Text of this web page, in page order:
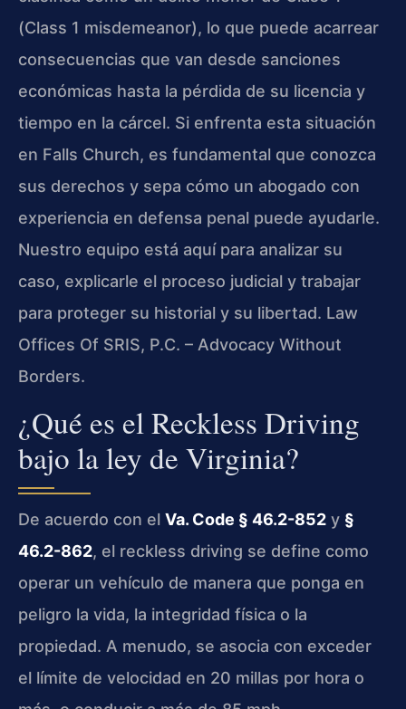
(Class 1 misdemeanor), lo que puede acarrear
consecuencias que van desde sanciones
económicas hasta la pérdida de su licencia y
tiempo en la cárcel. Si enfrenta esta situación
en Falls Church, es fundamental que conozca
sus derechos y sepa cómo un abogado con
experiencia en defensa penal puede ayudarle.
Nuestro equipo está aquí para analizar su
caso, explicarle el proceso judicial y trabajar
para proteger su historial y su libertad. Law
Offices Of SRIS, P.C. – Advocacy Without
Borders.
¿Qué es el Reckless Driving
bajo la ley de Virginia?
De acuerdo con el Va. Code § 46.2-852 y §
46.2-862, el reckless driving se define como
operar un vehículo de manera que ponga en
peligro la vida, la integridad física o la
propiedad. A menudo, se asocia con exceder
el límite de velocidad en 20 millas por hora o